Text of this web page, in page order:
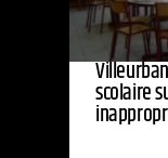
scolaire